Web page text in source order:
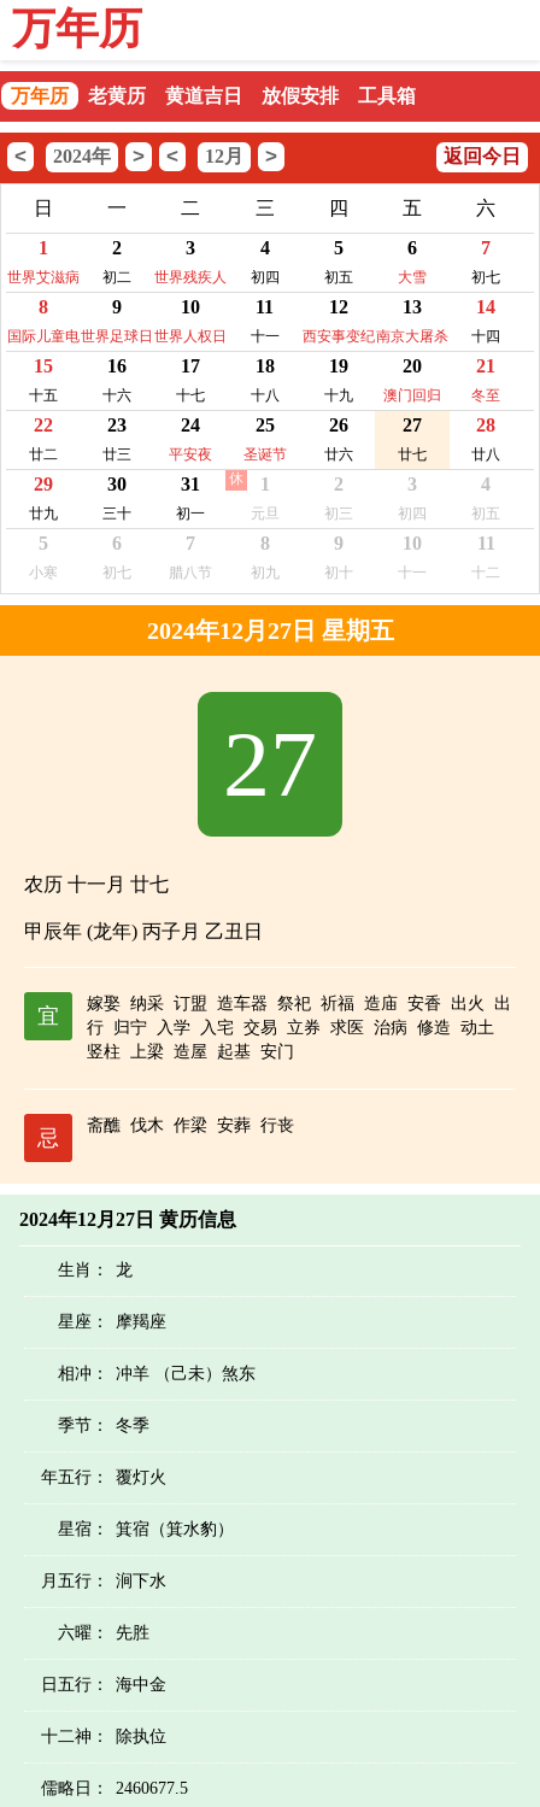
万年历
万年历 老黄历 黄道吉日 放假安排 工具箱
< 2024年 > < 12月 > 返回今日
日 一 二 三 四 五
六
1
世界艾滋病
日
2
初二
3
世界残疾人
日
4
初四
5
初五
6
大雪
7
初七
8
国际儿童电
视日
9
世界足球日
10
世界人权日
11
十一
12
西安事变纪
念日
13
南京大屠杀
纪念日
14
十四
15
十五
16
十六
17
十七
18
十八
19
十九
20
澳门回归
21
冬至
22
廿二
23
廿三
24
平安夜
25
圣诞节
26
廿六
27
廿七
28
廿八
29
廿九
30
三十
31
初一
1
元旦
休 2
初三
3
初四
4
初五
5
小寒
6
初七
7
腊八节
8
初九
9
初十
10
十一
11
十二
2024年12月27日 星期五
27
农历 十一月 廿七
甲辰年 (龙年) 丙子月 乙丑日
宜
嫁娶 纳采 订盟 造车器 祭祀 祈福 造庙 安香 出火
出
行 归宁 入学 入宅 交易 立券 求医 治病 修造 动土
竖柱
上梁 造屋 起基 安门
忌
斋醮 伐木 作梁 安葬 行丧
2024年12月27日 黄历信息
生肖： 龙
星座： 摩羯座
相冲： 冲羊 （己未）煞东
季节： 冬季
年五行： 覆灯火
星宿： 箕宿（箕水豹）
月五行： 涧下水
六曜： 先胜
日五行： 海中金
十二神： 除执位
儒略日： 2460677.5